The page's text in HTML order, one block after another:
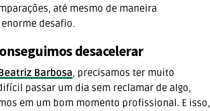
até mesmo de maneira
desafio.
desacelerar
Barbosa, precisamos ter muito
passar um dia sem reclamar de algo,
em um bom momento profissional. E isso,